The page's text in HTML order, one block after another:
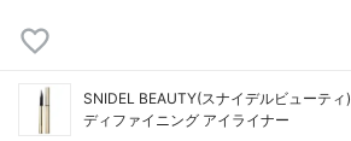
SNIDEL BEAUTY(スナイデルビューティ)
ディファイニング アイライナー